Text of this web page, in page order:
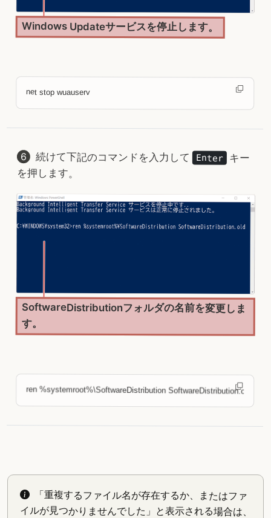
Windows Updateサービスを停止します。
net stop wuauserv
続けて下記のコマンドを入力して Enter キー
を押します。
SoftwareDistributionフォルダの名前を変更しま
す。
ren %systemroot%\SoftwareDistribution SoftwareDistribution.old
「重複するファイル名が存在するか、またはファ
イルが見つかりませんでした」と表示される場合は、